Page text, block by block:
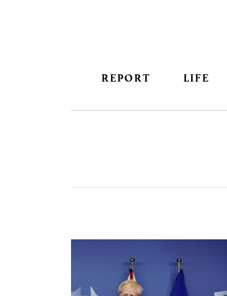
REPORT LIFE